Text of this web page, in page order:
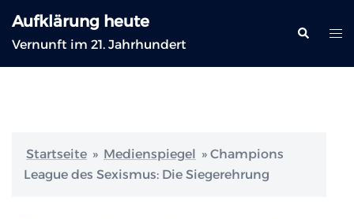
Inhalt
springen
Aufklärung heute
Vernunft im 21. Jahrhundert
Suche
Startseite » Medienspiegel » Champions
League des Sexismus: Die Siegerehrung